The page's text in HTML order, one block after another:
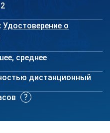
2
Удостоверение о
среднее
дистанционный